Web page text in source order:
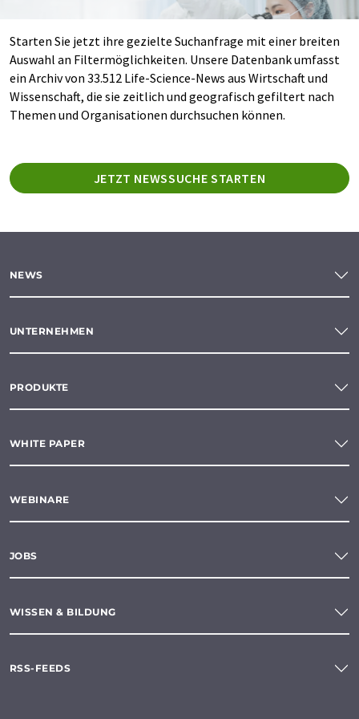
Starten Sie jetzt ihre gezielte Suchanfrage mit einer breiten
Auswahl an Filtermöglichkeiten. Unsere Datenbank umfasst
ein Archiv von 33.512 Life-Science-News aus Wirtschaft und
Wissenschaft, die sie zeitlich und geografisch gefiltert nach
Themen und Organisationen durchsuchen können.
JETZT NEWSSUCHE STARTEN
NEWS
UNTERNEHMEN
PRODUKTE
WHITE PAPER
WEBINARE
JOBS
WISSEN & BILDUNG
RSS-FEEDS